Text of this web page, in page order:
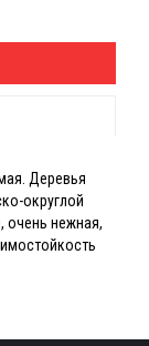
Деревья
округлой
нежная,